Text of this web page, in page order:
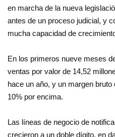
en marcha de la nueva
antes de un proceso judicial, y
mucha capacidad de
En los primeros nueve meses
ventas por valor de 14,52
hace un año, y un margen
10% por encima.
Las líneas de negocio de
crecieron a un doble dígito, en